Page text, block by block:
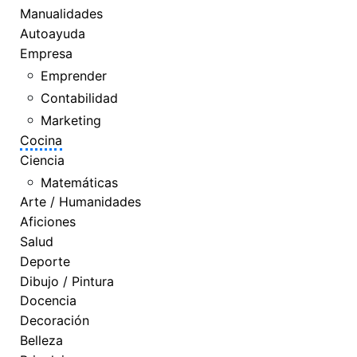
Manualidades
Autoayuda
Empresa
Emprender
Contabilidad
Marketing
Cocina
Ciencia
Matemáticas
Arte / Humanidades
Aficiones
Salud
Deporte
Dibujo / Pintura
Docencia
Decoración
Belleza